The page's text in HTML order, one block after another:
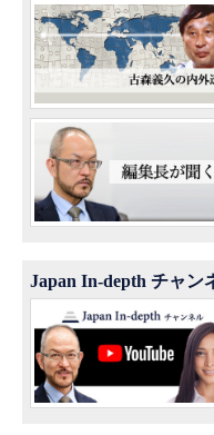
Japan In-depth チャン